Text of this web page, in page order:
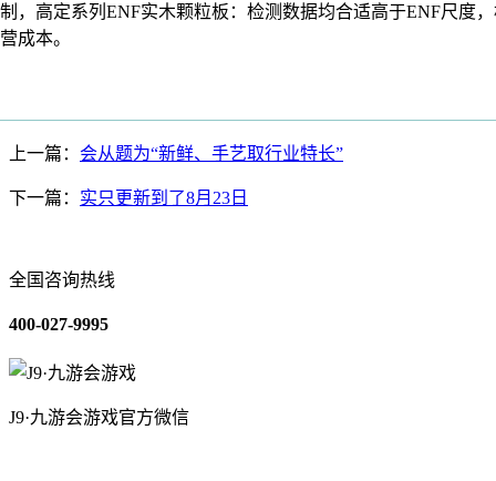
，高定系列ENF实木颗粒板：检测数据均合适高于ENF尺度
成本。
上一篇： 会从题为“新鲜、手艺取行业特长”
下一篇： 实只更新到了8月23日
全国咨询热线
400-027-9995
J9·九游会游戏官方微信